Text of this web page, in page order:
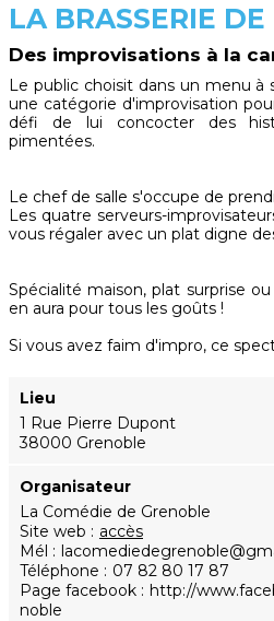
LA BRASSERIE
Des improvisations à la
Le public choisit dans un menu à
une catégorie d'improvisation
défi de lui concocter des
pimentées.
Le chef de salle s'occupe de
Les quatre serveurs-
vous régaler avec un plat digne
Spécialité maison, plat surprise
en aura pour tous les goûts !
Si vous avez faim d'impro, ce
Lieu
1 Rue Pierre Dupont
38000 Grenoble
Organisateur
La Comédie de Grenoble
Site web
accès
Mél
Téléphone
07 82 80 17 87
Page facebook
http://
noble